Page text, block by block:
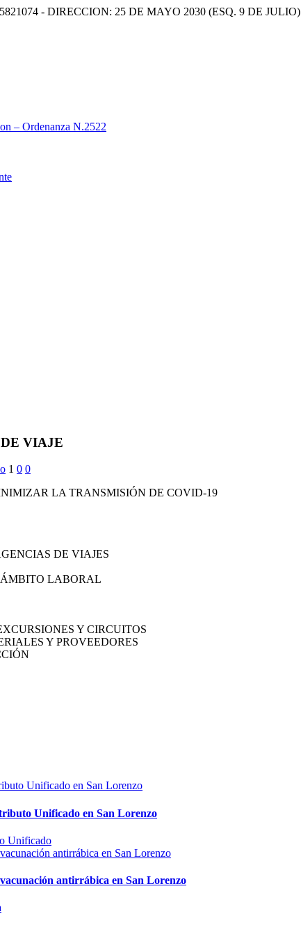
- DIRECCION: 25 DE MAYO 2030 (ESQ. 9 DE JULIO)
– Ordenanza N.2522
VIAJE
1 0 0
LA TRANSMISIÓN DE COVID-19
DE VIAJES
LABORAL
Y CIRCUITOS
Y PROVEEDORES
Unificado en San Lorenzo
Unificado
antirrábica en San Lorenzo